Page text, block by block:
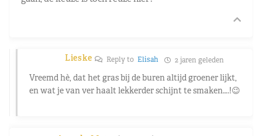
Lieske Reply toElisah 2 jaren geleden
Vreemd hè, dat het gras bij de buren altijd groener lijkt,
en wat je van ver haalt lekkerder schijnt te smaken….!😉